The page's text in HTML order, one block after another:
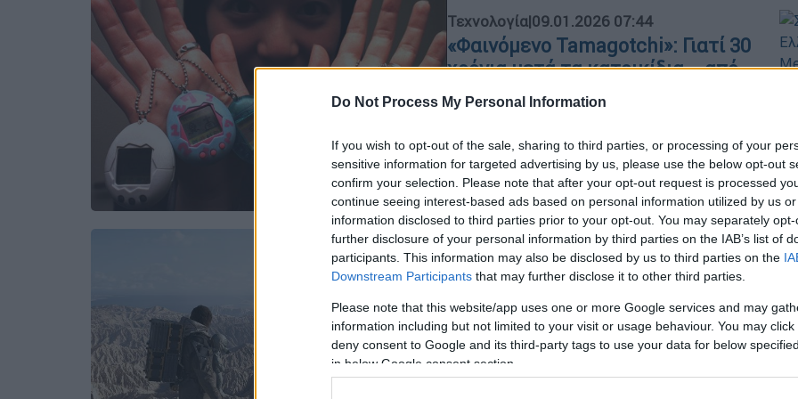
Do Not Process My Personal Information
If you wish to opt-out of the sale, sharing to third parties, or processing of your
sensitive information for targeted advertising by us, please use the below opt-out
confirm your selection. Please note that after your opt-out request is processed
continue seeing interest-based ads based on personal information utilized by us
information disclosed to third parties prior to your opt-out. You may separately
further disclosure of your personal information by third parties on the IAB’s list of
participants. This information may also be disclosed by us to third parties on the
Downstream Participants that may further disclose it to other third parties.
Please note that this website/app uses one or more Google services and may
information including but not limited to your visit or usage behaviour. You may
deny consent to Google and its third-party tags to use your data for below
in below Google consent section.
Τεχνολογία|09.01.2026 07:44
«Φαινόμενο Tamagotchi»: Γιατί 30
χρόνια μετά τα κατοικίδια... από
πίξελ είναι πιο δημοφιλή από ποτέ;
είχες παιδί;
Τεχνολογία|18.11.2025 20:38
The Game Awards 2025: Όλες οι
υποψηφιότητες για τα φετινά
βραβεία - Οι μεγάλες κυκλοφορίες
και οι εκπλήξεις
Η τελετή απονομής θα